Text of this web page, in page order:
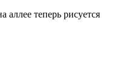
аллее теперь рисуется